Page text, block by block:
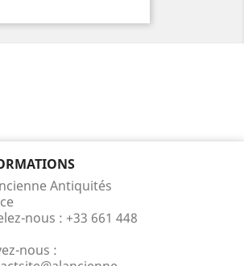
Antiquités
nous : +33 661 448
nous :